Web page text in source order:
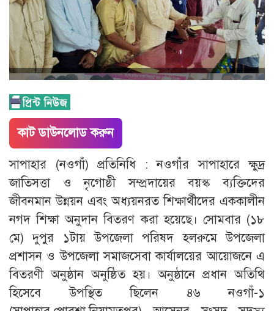
কাট ডাউনলোড করুন
সাপাহার (নওগাঁ) প্রতিনিধি : নওগাঁর সাপাহারে ক্ষুদ্র
জাতিসত্তা ও নৃগোষ্ঠী সম্প্রদায়ের বয়স্ক ব্যক্তিদের
জীবনমান উন্নয়ন এবং অধ্যয়নরত শিক্ষার্থীদের এককালীন
নগদ শিক্ষা অনুদান বিতরণ করা হয়েছে। সোমবার (১৮
মে) দুপুর ১টায় উপজেলা পরিষদ হলরুমে উপজেলা
প্রশাসন ও উপজেলা সমাজসেবা কার্যালয়ের আয়োজনে এ
বিতরণী অনুষ্ঠান অনুষ্ঠিত হয়। অনুষ্ঠানে প্রধান অতিথি
হিসেবে উপস্থিত ছিলেন ৪৬ নওগাঁ-১